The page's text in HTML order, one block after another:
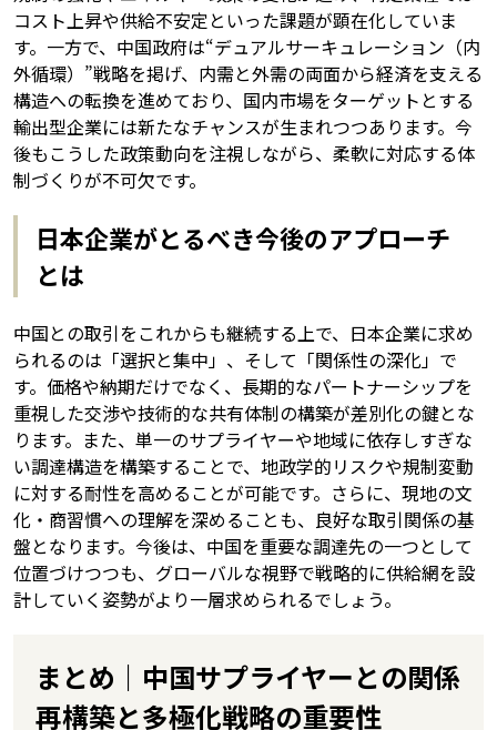
コスト上昇や供給不安定といった課題が顕在化していま
す。一方で、中国政府は“デュアルサーキュレーション（内
外循環）”戦略を掲げ、内需と外需の両面から経済を支える
構造への転換を進めており、国内市場をターゲットとする
輸出型企業には新たなチャンスが生まれつつあります。今
後もこうした政策動向を注視しながら、柔軟に対応する体
制づくりが不可欠です。
日本企業がとるべき今後のアプローチ
とは
中国との取引をこれからも継続する上で、日本企業に求め
られるのは「選択と集中」、そして「関係性の深化」で
す。価格や納期だけでなく、長期的なパートナーシップを
重視した交渉や技術的な共有体制の構築が差別化の鍵とな
ります。また、単一のサプライヤーや地域に依存しすぎな
い調達構造を構築することで、地政学的リスクや規制変動
に対する耐性を高めることが可能です。さらに、現地の文
化・商習慣への理解を深めることも、良好な取引関係の基
盤となります。今後は、中国を重要な調達先の一つとして
位置づけつつも、グローバルな視野で戦略的に供給網を設
計していく姿勢がより一層求められるでしょう。
まとめ｜中国サプライヤーとの関係
再構築と多極化戦略の重要性